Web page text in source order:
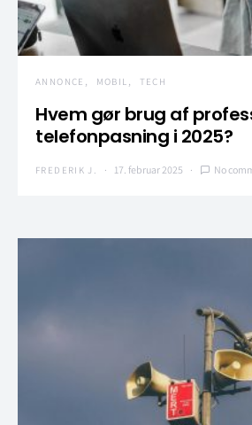
ANNONCE MOBIL TECH
Hvem gør brug af
telefonpasning i 2025?
FREDERIK J. 17. februar 2025 No